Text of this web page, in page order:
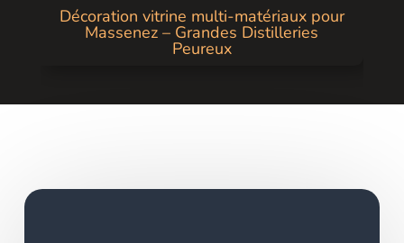
Décoration vitrine multi-matériaux pour
Massenez – Grandes Distilleries
Peureux